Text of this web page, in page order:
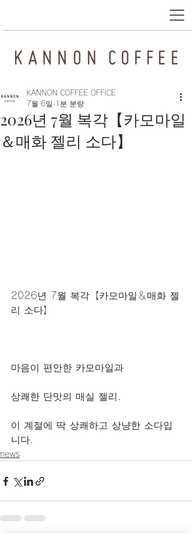
2026년 7월 복각【카모마일
＆매화 젤리 소다】
KANNON COFFEE OFFICE
7월 6일 1분 분량
2026년 7월 복각【카모마일＆매화 젤
리 소다】
마음이 편안한 카모마일과
상쾌한 단맛의 매실 젤리.
이 계절에 딱 상쾌하고 상냥한 소다입
니다.
news